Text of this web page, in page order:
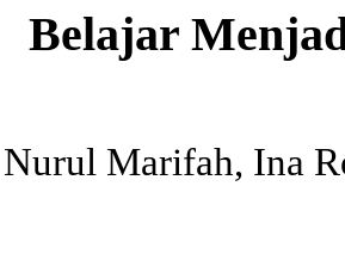
Belajar
Nurul Marifah, Ina